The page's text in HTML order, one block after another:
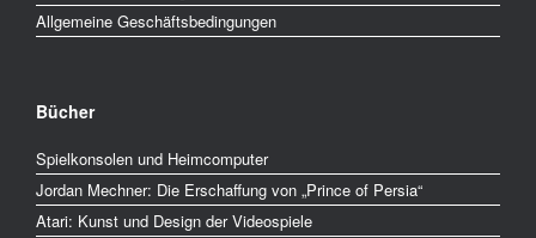
Routenplaner
10243 Berlin
Deutschland
Routenplaner
m.de
030 60988577
Allgemeine Geschäftsbedingungen
Bücher
Spielkonsolen und Heimcomputer
Jordan Mechner: Die Erschaffung von „Prince of Persia“
Atari: Kunst und Design der Videospiele